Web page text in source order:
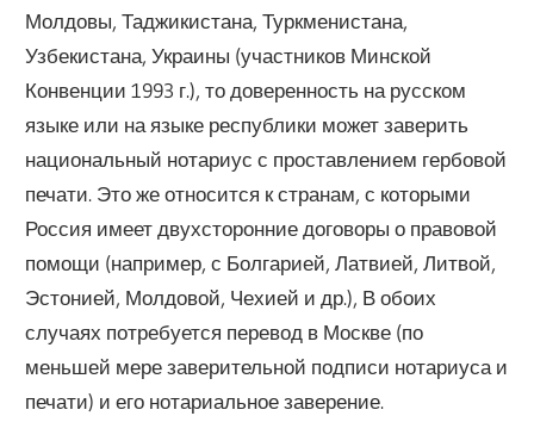
Молдовы, Таджикистана, Туркменистана,
Узбекистана, Украины (участников Минской
Конвенции 1993 г.), то доверенность на русском
языке или на языке республики может заверить
национальный нотариус с проставлением гербовой
печати. Это же относится к странам, с которыми
Россия имеет двухсторонние договоры о правовой
помощи (например, с Болгарией, Латвией, Литвой,
Эстонией, Молдовой, Чехией и др.), В обоих
случаях потребуется перевод в Москве (по
меньшей мере заверительной подписи нотариуса и
печати) и его нотариальное заверение.